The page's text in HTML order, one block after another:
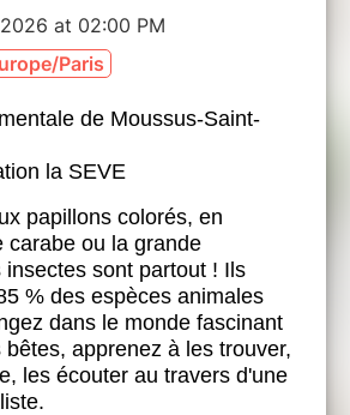
at 02:00 PM
Paris
de Moussus-Saint-
la SEVE
papillons colorés, en
carabe ou la grande
insectes sont partout ! Ils
% des espèces animales
dans le monde fascinant
apprenez à les trouver,
les écouter au travers d'une